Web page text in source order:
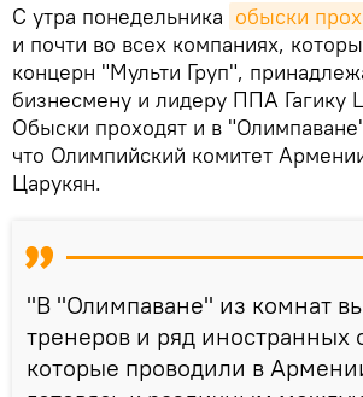
С утра понедельника обыски
и почти во всех компаниях,
концерн "Мульти Груп",
бизнесмену и лидеру ППА Гагику
Обыски проходят и в
что Олимпийский комитет
Царукян.
"В "Олимпаване" из комнат
тренеров и ряд иностранных
которые проводили в